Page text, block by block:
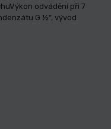
odvádění při 7
G ½“, vývod